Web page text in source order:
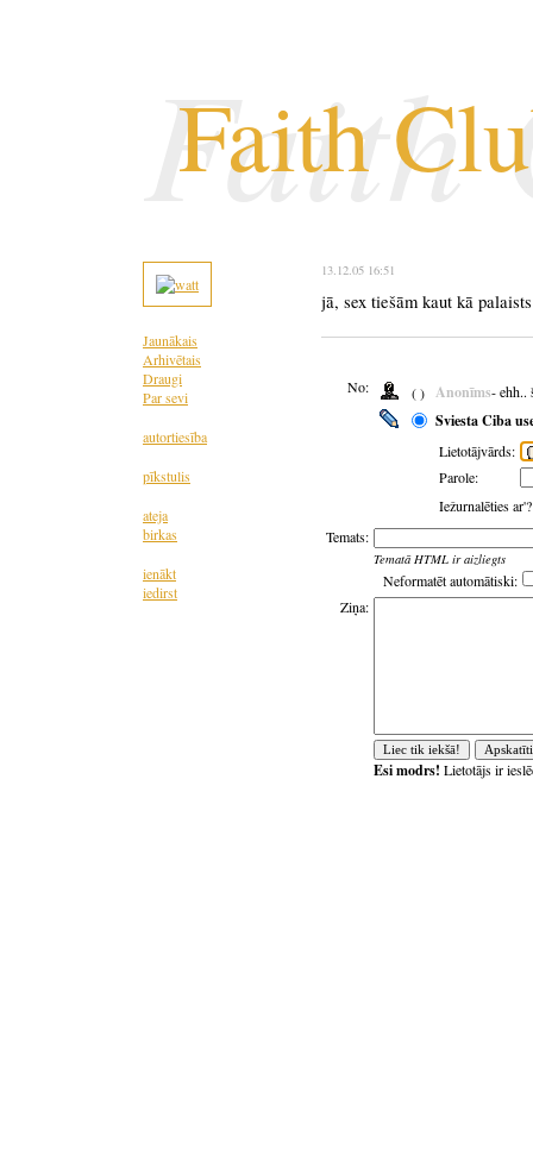
Faith
Faith
Jaunākais
Arhivētais
Draugi
Par sevi
autortiesība
pīkstulis
ateja
birkas
ienākt
iedirst
13.12.05 16:51
jā, sex tiešām kaut kā
No: ( ) Anonīms- ehh..
Sviesta Ciba
Lietotājvārds:
Parole:
Iežurnalēties
Temats:
Tematā HTML ir aizliegts
Neformatēt automātiski:
Ziņa:
Esi modrs! Lietotājs ir